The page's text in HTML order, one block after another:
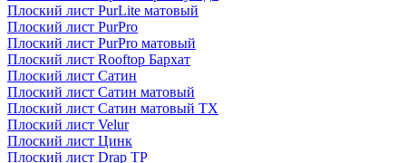
Плоский лист PurLite матовый
Плоский лист PurPro
Плоский лист PurPro матовый
Плоский лист Rooftop Бархат
Плоский лист Сатин
Плоский лист Сатин матовый
Плоский лист Сатин матовый TX
Плоский лист Velur
Плоский лист Цинк
Плоский лист Drap ТР